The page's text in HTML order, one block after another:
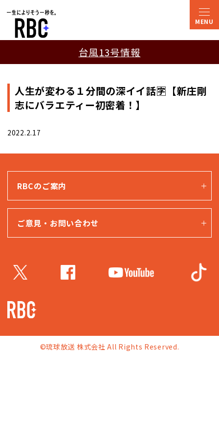
台風13号情報
人生が変わる１分間の深イイ話🈑【新庄剛
志にバラエティー初密着！】
2022.2.17
RBCのご案内
ご意見・お問い合わせ
©琉球放送 株式会社 All Rights Reserved.